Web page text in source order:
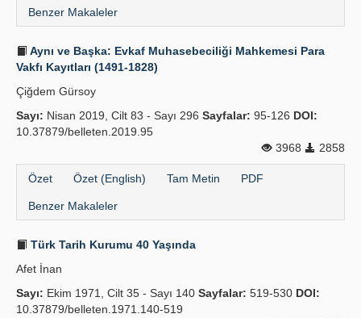
Benzer Makaleler
Aynı ve Başka: Evkaf Muhasebeciliği Mahkemesi Para
Vakfı Kayıtları (1491-1828)
Çiğdem Gürsoy
Sayı: Nisan 2019, Cilt 83 - Sayı 296 Sayfalar: 95-126 DOI:
10.37879/belleten.2019.95
3968
2858
Özet Özet (English) Tam Metin PDF
Benzer Makaleler
Türk Tarih Kurumu 40 Yaşında
Afet İnan
Sayı: Ekim 1971, Cilt 35 - Sayı 140 Sayfalar: 519-530 DOI:
10.37879/belleten.1971.140-519